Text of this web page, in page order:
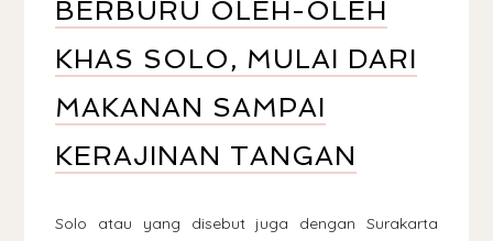
BERBURU OLEH-OLEH
KHAS SOLO, MULAI DARI
MAKANAN SAMPAI
KERAJINAN TANGAN
Solo atau yang disebut juga dengan Surakarta